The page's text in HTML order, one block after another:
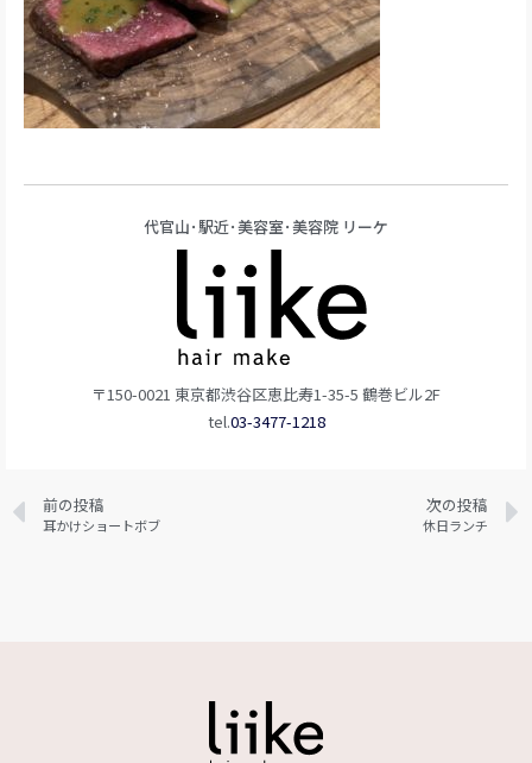
代官山･駅近･美容室･美容院 リーケ
〒150-0021 東京都渋谷区恵比寿1-35-5 鶴巻ビル2F
tel.03-3477-1218
前の投稿
耳かけショートボブ
次の投稿
休日ランチ